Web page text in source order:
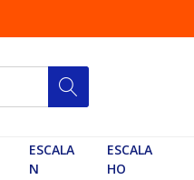
ESCALA
N
ESCALA
HO